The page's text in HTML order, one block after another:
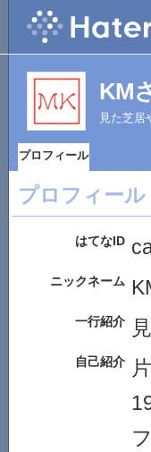
KM
見た芝居
プロフィール
プロフィール
はてなID
ニックネーム
一行紹介
自己紹介